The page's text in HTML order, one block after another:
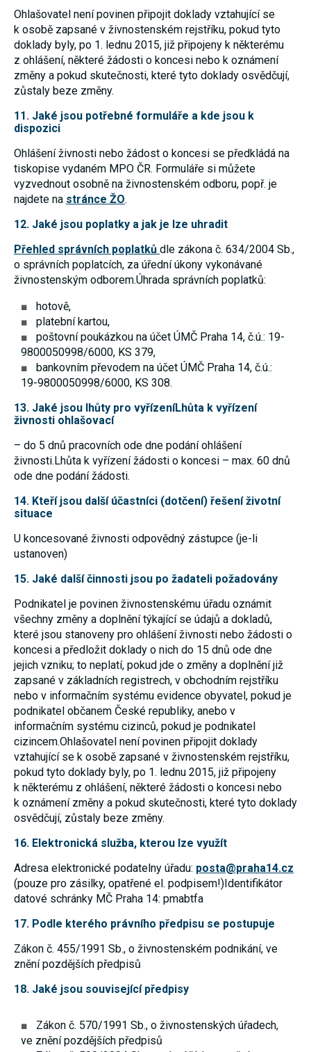
Ohlašovatel není povinen připojit doklady vztahující se
k osobě zapsané v živnostenském rejstříku, pokud tyto
doklady byly, po 1. lednu 2015, již připojeny k některému
z ohlášení, některé žádosti o koncesi nebo k oznámení
změny a pokud skutečnosti, které tyto doklady osvědčují,
zůstaly beze změny.
11. Jaké jsou potřebné formuláře a kde jsou k
dispozici
Ohlášení živnosti nebo žádost o koncesi se předkládá na
tiskopise vydaném MPO ČR. Formuláře si můžete
vyzvednout osobně na živnostenském odboru, popř. je
najdete na stránce ŽO.
12. Jaké jsou poplatky a jak je lze uhradit
Přehled správních poplatků dle zákona č. 634/2004 Sb.,
o správních poplatcích, za úřední úkony vykonávané
živnostenským odborem.Úhrada správních poplatků:
hotově,
platební kartou,
poštovní poukázkou na účet ÚMČ Praha 14, č.ú.: 19-
9800050998/6000, KS 379,
bankovním převodem na účet ÚMČ Praha 14, č.ú.:
19-9800050998/6000, KS 308.
13. Jaké jsou lhůty pro vyřízeníLhůta k vyřízení
živnosti ohlašovací
– do 5 dnů pracovních ode dne podání ohlášení
živnosti.Lhůta k vyřízení žádosti o koncesi – max. 60 dnů
ode dne podání žádosti.
14. Kteří jsou další účastníci (dotčení) řešení životní
situace
U koncesované živnosti odpovědný zástupce (je-li
ustanoven)
15. Jaké další činnosti jsou po žadateli požadovány
Podnikatel je povinen živnostenskému úřadu oznámit
všechny změny a doplnění týkající se údajů a dokladů,
které jsou stanoveny pro ohlášení živnosti nebo žádosti o
koncesi a předložit doklady o nich do 15 dnů ode dne
jejich vzniku; to neplatí, pokud jde o změny a doplnění již
zapsané v základních registrech, v obchodním rejstříku
nebo v informačním systému evidence obyvatel, pokud je
podnikatel občanem České republiky, anebo v
informačním systému cizinců, pokud je podnikatel
cizincem.Ohlašovatel není povinen připojit doklady
vztahující se k osobě zapsané v živnostenském rejstříku,
pokud tyto doklady byly, po 1. lednu 2015, již připojeny
k některému z ohlášení, některé žádosti o koncesi nebo
k oznámení změny a pokud skutečnosti, které tyto doklady
osvědčují, zůstaly beze změny.
16. Elektronická služba, kterou lze využít
Adresa elektronické podatelny úřadu: posta@praha14.cz
(pouze pro zásilky, opatřené el. podpisem!)Identifikátor
datové schránky MČ Praha 14: pmabtfa
17. Podle kterého právního předpisu se postupuje
Zákon č. 455/1991 Sb., o živnostenském podnikání, ve
znění pozdějších předpisů
18. Jaké jsou související předpisy
Zákon č. 570/1991 Sb., o živnostenských úřadech,
ve znění pozdějších předpisů